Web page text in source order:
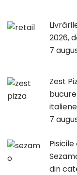
2026,
7
Zest
7
din